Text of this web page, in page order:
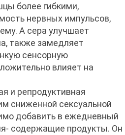
более гибкими,
нервных импульсов,
А сера улучшает
также замедляет
сенсорную
влияет на
и репродуктивная
сниженной сексуальной
добавить в ежедневный
содержащие продукты. Он